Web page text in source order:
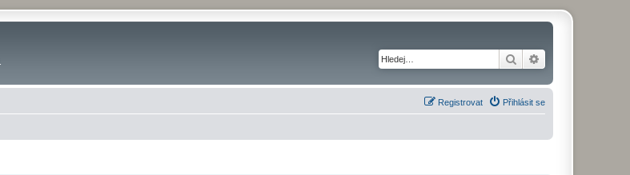
Hledat
Přihlásit se
Registrovat